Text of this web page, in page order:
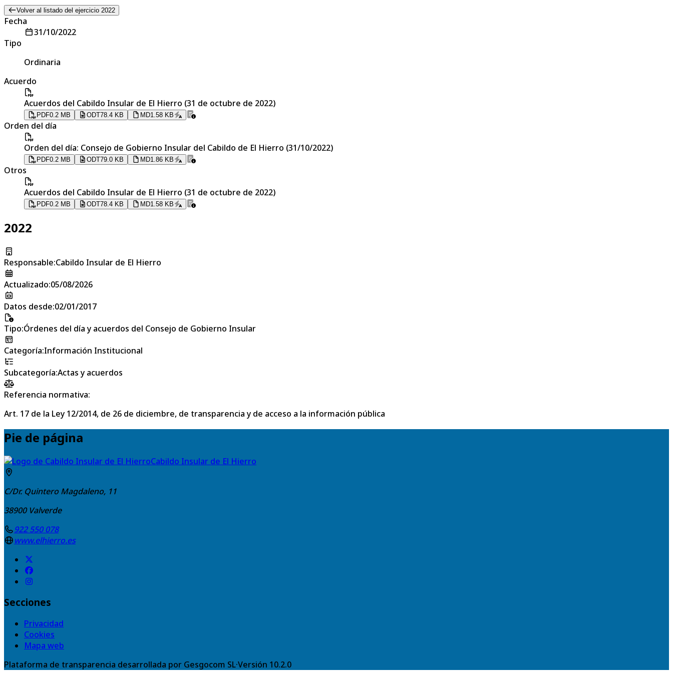
Volver al listado del ejercicio 2022
Fecha
31/10/2022
Tipo
Ordinaria
Acuerdo
Acuerdos del Cabildo Insular de El Hierro (31 de octubre de 2022)
PDF0.2 MB ODT78.4 KB MD1.58 KB
Orden del día
Orden del día: Consejo de Gobierno Insular del Cabildo de El Hierro (31/10/2022)
PDF0.2 MB ODT79.0 KB MD1.86 KB
Otros
Acuerdos del Cabildo Insular de El Hierro (31 de octubre de 2022)
PDF0.2 MB ODT78.4 KB MD1.58 KB
2022
Responsable:Cabildo Insular de El Hierro
Actualizado:05/08/2026
Datos desde:02/01/2017
Tipo:Órdenes del día y acuerdos del Consejo de Gobierno Insular
Categoría:Información Institucional
Subcategoría:Actas y acuerdos
Referencia normativa:
Art. 17 de la Ley 12/2014, de 26 de diciembre, de transparencia y de acceso a la información pública
Pie de página
Cabildo Insular de El Hierro
C/Dr. Quintero Magdaleno, 11
38900 Valverde
922 550 078
www.elhierro.es
Secciones
Privacidad
Cookies
Mapa web
Plataforma de transparencia desarrollada por Gesgocom SL·Versión 10.2.0